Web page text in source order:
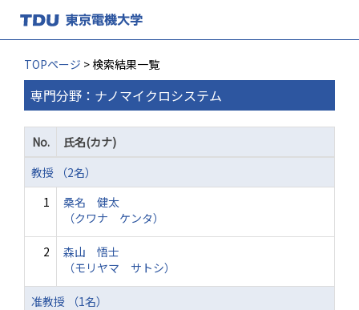
TOPページ > 検索結果一覧
専門分野：ナノマイクロシステム
No.
氏名(カナ)
教授 （2名）
1
桑名 健太
（クワナ ケンタ）
2
森山 悟士
（モリヤマ サトシ）
准教授 （1名）